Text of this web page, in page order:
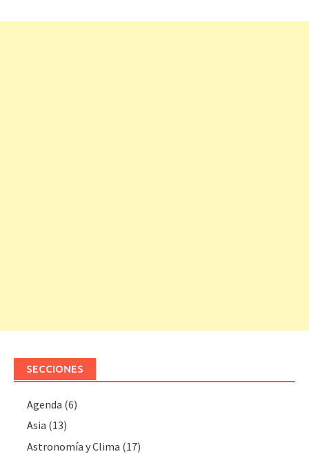
SECCIONES
Agenda (6)
Asia (13)
Astronomía y Clima (17)